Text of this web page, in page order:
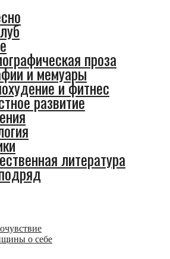
проза
и мемуары
и фитнес
развитие
литература
о себе